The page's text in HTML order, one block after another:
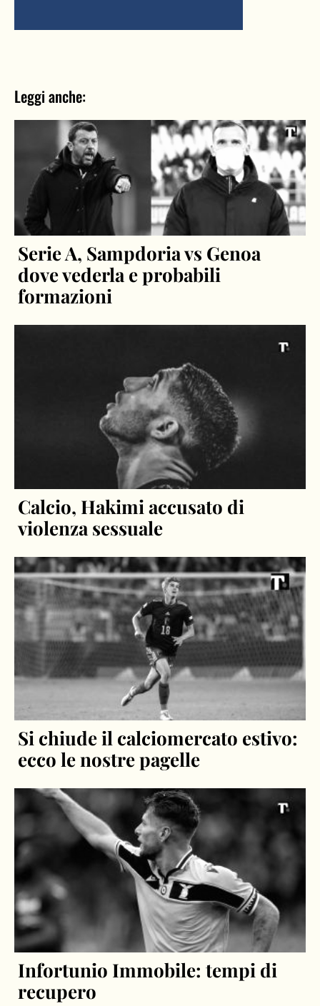
Leggi anche:
Serie A, Sampdoria vs Genoa
dove vederla e probabili
formazioni
Calcio, Hakimi accusato di
violenza sessuale
Si chiude il calciomercato estivo:
ecco le nostre pagelle
Infortunio Immobile: tempi di
recupero